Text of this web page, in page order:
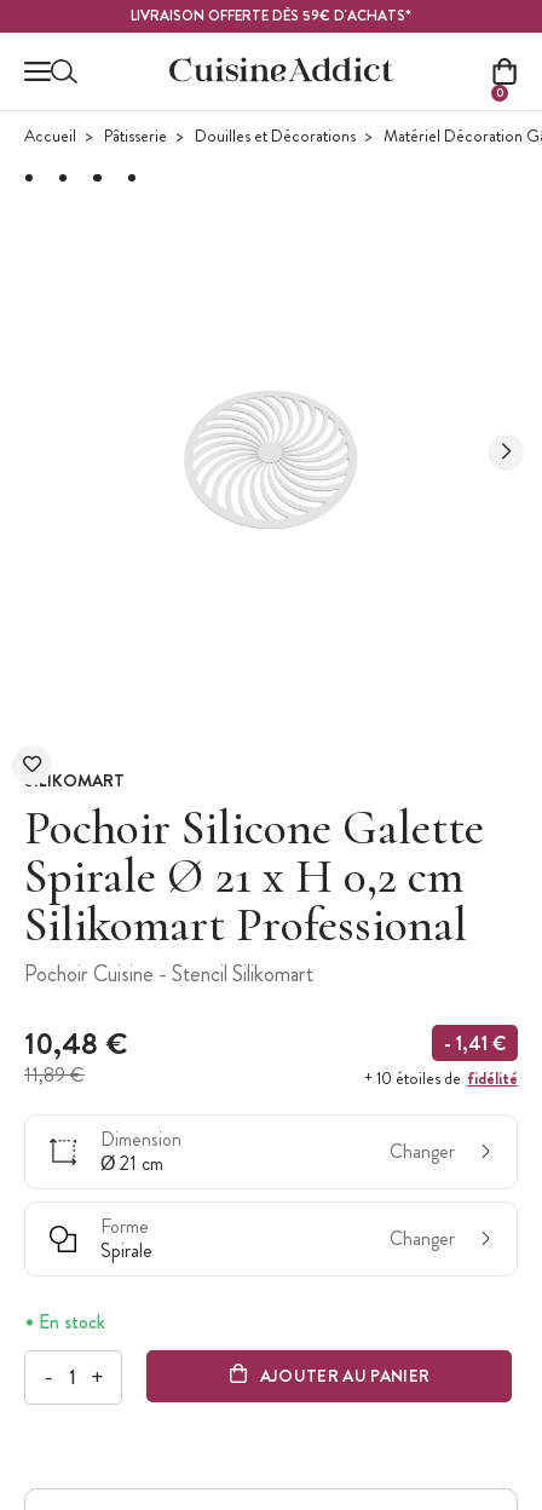
LIVRAISON OFFERTE DÈS 59€ D'ACHATS*
0
Accueil Pâtisserie Douilles et Décorations Matériel Décoration
SILIKOMART
Pochoir Silicone Galette
Spirale Ø 21 x H 0,2 cm
Silikomart Professional
Pochoir Cuisine - Stencil Silikomart
10,48 €
11,89 €
- 1,41 €
+ 10 étoiles de fidélité
Dimension
Ø 21 cm
Changer
Forme
Spirale
Changer
En stock
- + AJOUTER AU PANIER